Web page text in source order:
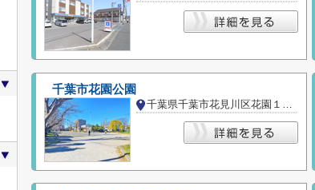
千葉市花園公園
千葉県千葉市花見川区花園１丁目